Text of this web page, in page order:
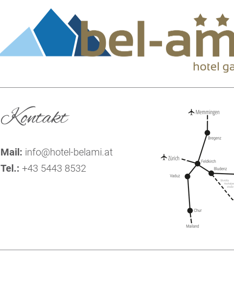
Kontakt
Mail: info@hotel-belami.at
Tel.: +43 5443 8532